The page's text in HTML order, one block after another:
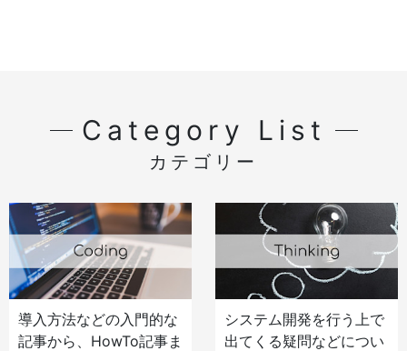
Category List
カテゴリー
導入方法などの入門的な
記事から、HowTo記事ま
システム開発を行う上で
出てくる疑問などについ